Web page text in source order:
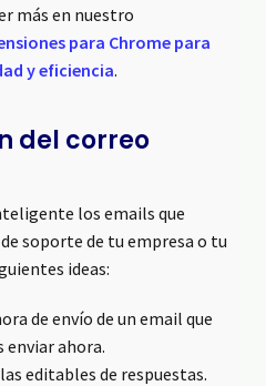
más en nuestro
para Chrome para
y eficiencia.
del correo
los emails que
soporte de tu empresa o tu
ideas:
de envío de un email que
enviar ahora.
editables de respuestas.